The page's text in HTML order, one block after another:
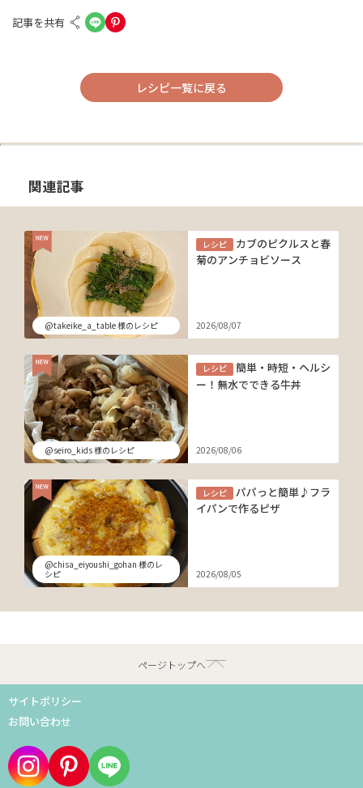
記事を共有
レシピ一覧に戻る
関連記事
@takeike_a_table 様のレシピ
レシピ
カブのピクルスと春
菊のアンチョビソース
2026/08/07
@seiro_kids 様のレシピ
レシピ
簡単・時短・ヘルシ
ー！無水でできる牛丼
2026/08/06
@chisa_eiyoushi_gohan 様のレ
シピ
レシピ
パパっと簡単♪フラ
イパンで作るピザ
2026/08/05
ページトップへ
サイトポリシー
お問い合わせ